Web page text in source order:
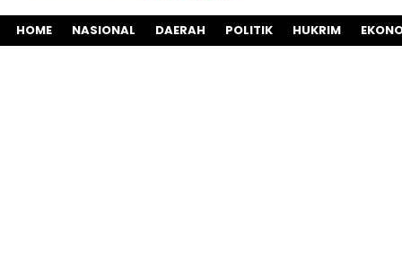
HOME NASIONAL DAERAH POLITIK HUKRIM